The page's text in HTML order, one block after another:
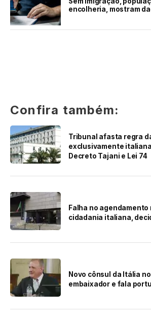
encolheria, mostram
Confira também:
Tribunal afasta regra
exclusivamente
Decreto Tajani e Lei 74
Falha no
cidadania italiana,
Novo cônsul da Itália
embaixador e fala